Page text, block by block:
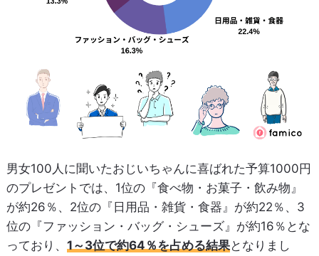
男女100人に聞いたおじいちゃんに喜ばれた予算1000円
のプレゼントでは、1位の『食べ物・お菓子・飲み物』
が約26％、2位の『日用品・雑貨・食器』が約22％、3
位の『ファッション・バッグ・シューズ』が約16％とな
っており、 1～3位で約64％を占める結果となりまし